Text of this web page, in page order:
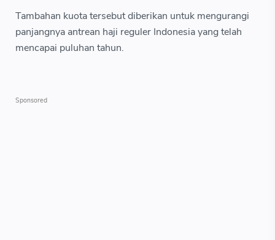
Tambahan kuota tersebut diberikan untuk mengurangi
panjangnya antrean haji reguler Indonesia yang telah
mencapai puluhan tahun.